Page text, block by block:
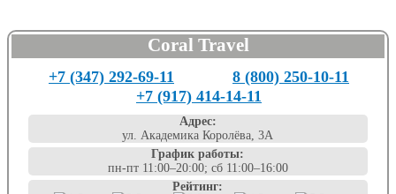
Coral Travel
+7 (347) 292-69-11
8 (800) 250-10-11
+7 (917) 414-14-11
Адрес:
ул. Академика Королёва, 3А
График работы:
пн-пт 11:00–20:00; сб 11:00–16:00
Рейтинг: